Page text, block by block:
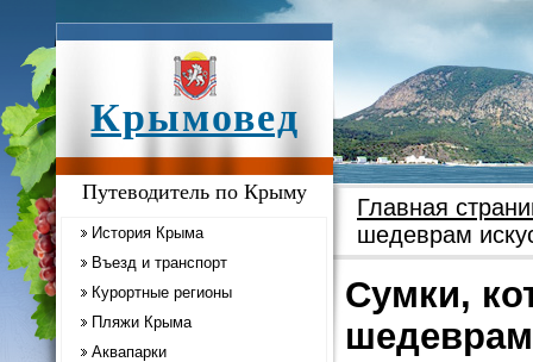
Крымовед
Путеводитель по Крыму
История Крыма
Въезд и транспорт
Курортные регионы
Пляжи Крыма
Аквапарки
Главная
шедеврам
Сумки,
шедеврам